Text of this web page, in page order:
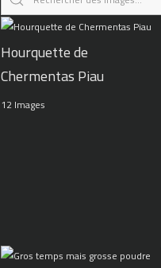
Hourquette de
Chermentas Piau
12 Images